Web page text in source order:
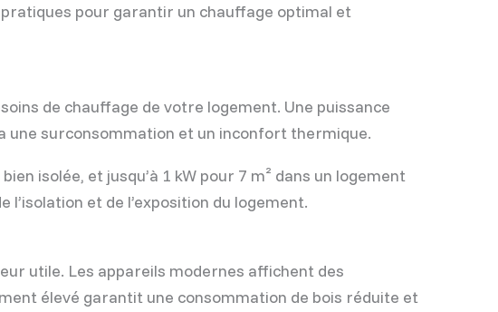
pour garantir un chauffage optimal et
de chauffage de votre logement. Une puissance
surconsommation et un inconfort thermique.
isolée, et jusqu’à 1 kW pour 7 m² dans un logement
et de l’exposition du logement.
utile. Les appareils modernes affichent des
élevé garantit une consommation de bois réduite et